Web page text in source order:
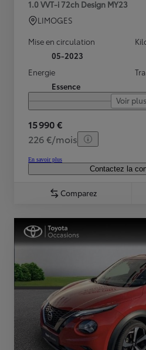
1.0 VVT-i 72ch Design MY23
LIMOGES
Mise en circulation
05-2023
Energie
Essence
Voir plus
15 990 €
226 €/mois
En savoir plus
Contactez la
Comparez